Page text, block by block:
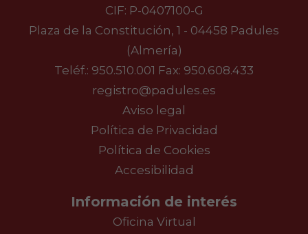
CIF: P-0407100-G
Plaza de la Constitución, 1 - 04458 Padules
(Almería)
Teléf.: 950.510.001 Fax: 950.608.433
registro@padules.es
Aviso legal
Política de Privacidad
Política de Cookies
Accesibilidad
Información de interés
Oficina Virtual